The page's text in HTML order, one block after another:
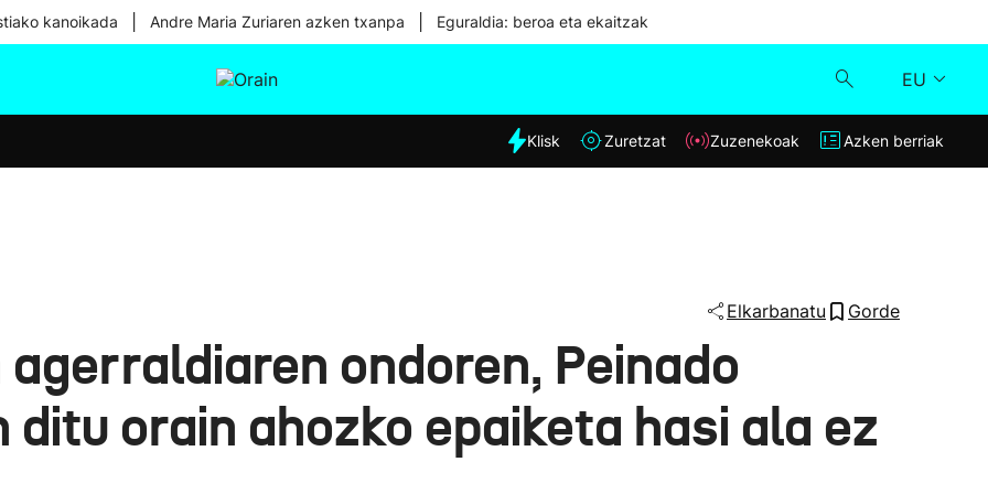
kanoikada Andre Maria Zuriaren azken txanpa Eguraldia: beroa eta ekaitzak
EU
Eguraldia
Klisk
Klisk Zuretzat Zuzenekoak Azken berriak
Elkarbanatu Gorde
ondoren, Peinado
ditu orain ahozko epaiketa hasi ala ez